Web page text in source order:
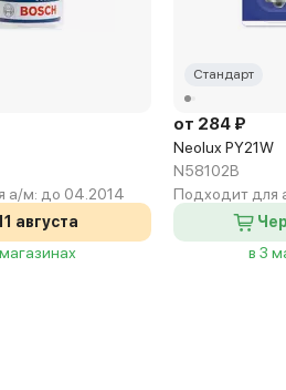
а/м: до 04.2014
августа
Стандарт
от 284 ₽
Neolux PY21W
N58102B
Подходит для
в 3